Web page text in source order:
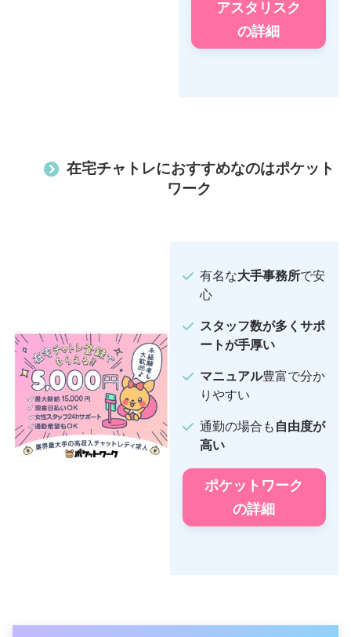
アスタリスク
の詳細
在宅チャトレにおすすめなのはポケット
ワーク
有名な大手事務所で安
心
スタッフ数が多くサポ
ートが手厚い
マニュアル豊富で分か
りやすい
通勤の場合も 自由度が
高い
ポケットワーク
の詳細